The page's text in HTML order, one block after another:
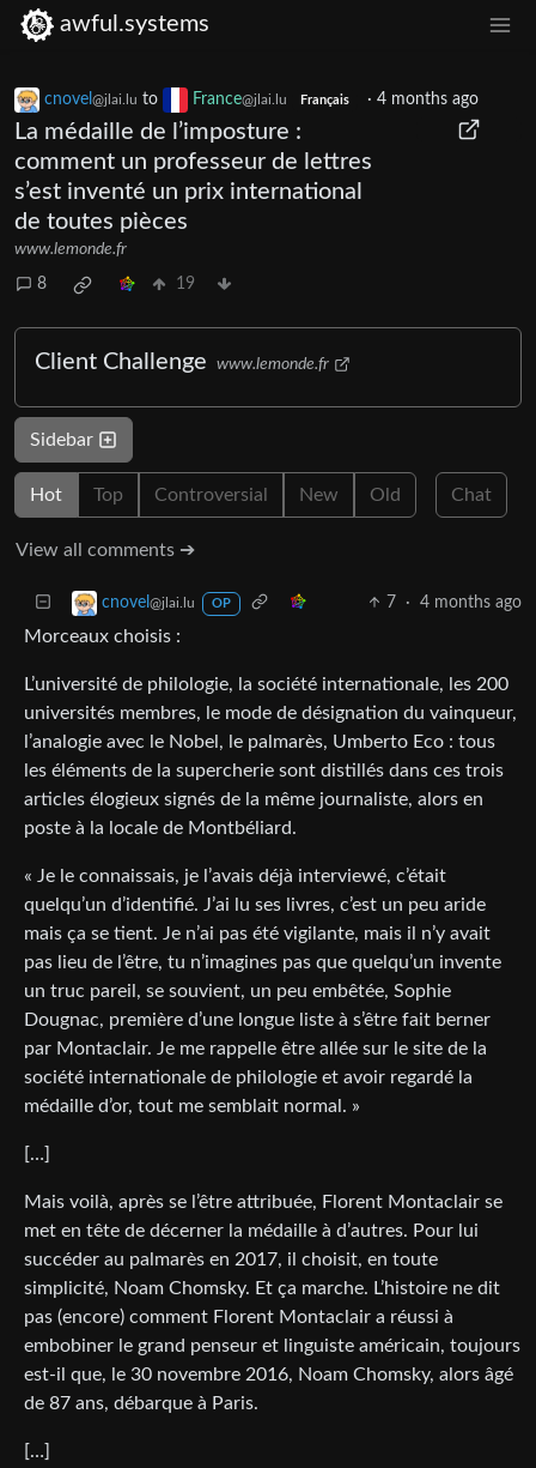
awful.systems
cnovel @jlai.lu to France@jlai.lu Français · 4 months ago
La médaille de l’imposture :
comment un professeur de lettres
s’est inventé un prix international
de toutes pièces
www.lemonde.fr
8 19
Client Challenge www.lemonde.fr
Sidebar
Hot Top Controversial New Old Chat
View all comments ➔
cnovel @jlai.lu OP 7 · 4 months ago
Morceaux choisis :
L’université de philologie, la société internationale, les 200
universités membres, le mode de désignation du vainqueur,
l’analogie avec le Nobel, le palmarès, Umberto Eco : tous
les éléments de la supercherie sont distillés dans ces trois
articles élogieux signés de la même journaliste, alors en
poste à la locale de Montbéliard.
« Je le connaissais, je l’avais déjà interviewé, c’était
quelqu’un d’identifié. J’ai lu ses livres, c’est un peu aride
mais ça se tient. Je n’ai pas été vigilante, mais il n’y avait
pas lieu de l’être, tu n’imagines pas que quelqu’un invente
un truc pareil, se souvient, un peu embêtée, Sophie
Dougnac, première d’une longue liste à s’être fait berner
par Montaclair. Je me rappelle être allée sur le site de la
société internationale de philologie et avoir regardé la
médaille d’or, tout me semblait normal. »
[…]
Mais voilà, après se l’être attribuée, Florent Montaclair se
met en tête de décerner la médaille à d’autres. Pour lui
succéder au palmarès en 2017, il choisit, en toute
simplicité, Noam Chomsky. Et ça marche. L’histoire ne dit
pas (encore) comment Florent Montaclair a réussi à
embobiner le grand penseur et linguiste américain, toujours
est-il que, le 30 novembre 2016, Noam Chomsky, alors âgé
de 87 ans, débarque à Paris.
[…]